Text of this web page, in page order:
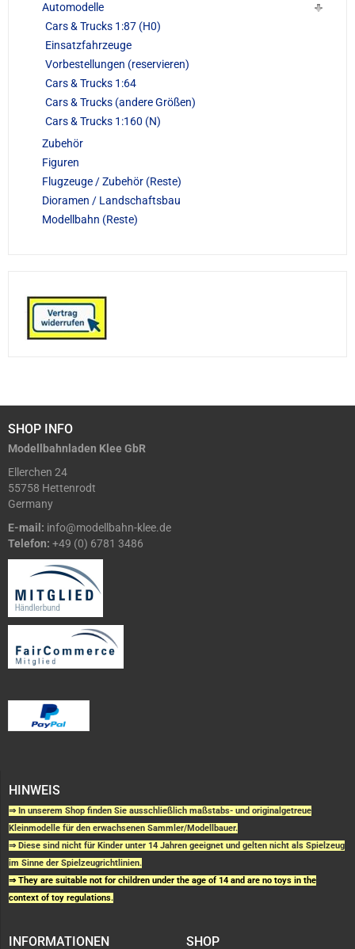
Automodelle
Cars & Trucks 1:87 (H0)
Einsatzfahrzeuge
Vorbestellungen (reservieren)
Cars & Trucks 1:64
Cars & Trucks (andere Größen)
Cars & Trucks 1:160 (N)
Zubehör
Figuren
Flugzeuge / Zubehör (Reste)
Dioramen / Landschaftsbau
Modellbahn (Reste)
SHOP INFO
Modellbahnladen Klee GbR
Ellerchen 24
55758 Hettenrodt
Germany
E-mail: info@modellbahn-klee.de
Telefon: +49 (0) 6781 3486
HINWEIS
⇒ In unserem Shop finden Sie ausschließlich maßstabs- und originalgetreue
Kleinmodelle für den erwachsenen Sammler/Modellbauer.
⇒ Diese sind nicht für Kinder unter 14 Jahren geeignet und gelten nicht als Spielzeug
im Sinne der Spielzeugrichtlinien.
⇒ They are suitable not for children under the age of 14 and are no toys in the
context of toy regulations.
INFORMATIONEN SHOP